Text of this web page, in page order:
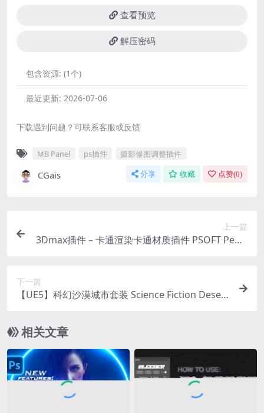
查看预览
解压密码
包含资源: (1个)
最近更新: 2026-07-06
下载遇到问题？可联系客服或反馈
MB Panel ps插件 摄影修图调整插件
CGais 分享 收藏 点赞(0)
上一篇
3Dmax插件 – 卡通渲染卡通材质插件 PSOFT Penci
下一篇
【UE5】科幻沙漠城市套装 Science Fiction Desert
相关文章